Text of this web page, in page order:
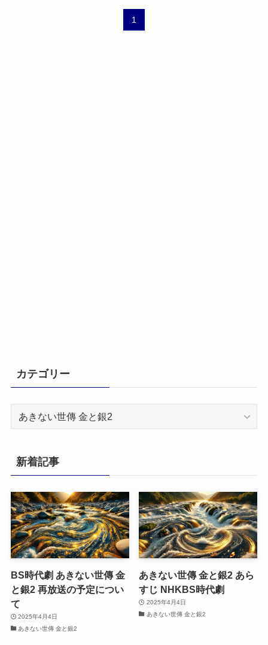
1
カテゴリー
リ
ー
新着記事
BS時代劇 あきない世傳 金
と銀2 再放送の予定につい
て
2025年4月4日
あきない世傳 金と銀2
あきない世傳 金と銀2 あら
すじ NHKBS時代劇
2025年4月4日
あきない世傳 金と銀2